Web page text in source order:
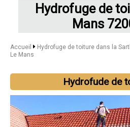
Hydrofuge de
Mans
Accueil Hydrofuge de toiture dans la
Le Mans
Hydrofude de